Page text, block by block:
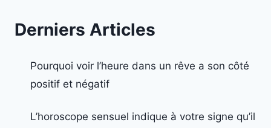
Derniers Articles
Pourquoi voir l’heure dans un rêve a son côté
positif et négatif
L’horoscope sensuel indique à votre signe qu’il